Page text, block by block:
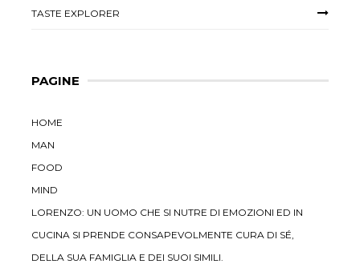
TASTE EXPLORER
PAGINE
HOME
MAN
FOOD
MIND
LORENZO: UN UOMO CHE SI NUTRE DI EMOZIONI ED IN
CUCINA SI PRENDE CONSAPEVOLMENTE CURA DI SÉ,
DELLA SUA FAMIGLIA E DEI SUOI SIMILI.